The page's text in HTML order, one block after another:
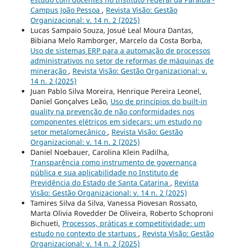
Campus João Pessoa , Revista Visão: Gestão
Organizacional: v. 14 n. 2 (2025)
Lucas Sampaio Souza, Josué Leal Moura Dantas,
Bibiana Melo Ramborger, Marcelo da Costa Borba,
Uso de sistemas ERP para a automação de processos
administrativos no setor de reformas de máquinas de
mineração , Revista Visão: Gestão Organizacional: v.
14 n. 2 (2025)
Juan Pablo Silva Moreira, Henrique Pereira Leonel,
Daniel Gonçalves Leão, Uso de princípios do built-in
quality na prevenção de não conformidades nos
componentes elétricos em sidecars: um estudo no
setor metalomecânico , Revista Visão: Gestão
Organizacional: v. 14 n. 2 (2025)
Daniel Noebauer, Carolina Klein Padilha,
Transparência como instrumento de governança
pública e sua aplicabilidade no Instituto de
Previdência do Estado de Santa Catarina , Revista
Visão: Gestão Organizacional: v. 14 n. 2 (2025)
Tamires Silva da Silva, Vanessa Piovesan Rossato,
Marta Olivia Rovedder De Oliveira, Roberto Schoproni
Bichueti, Processos, práticas e competitividade: um
estudo no contexto de startups , Revista Visão: Gestão
Organizacional: v. 14 n. 2 (2025)